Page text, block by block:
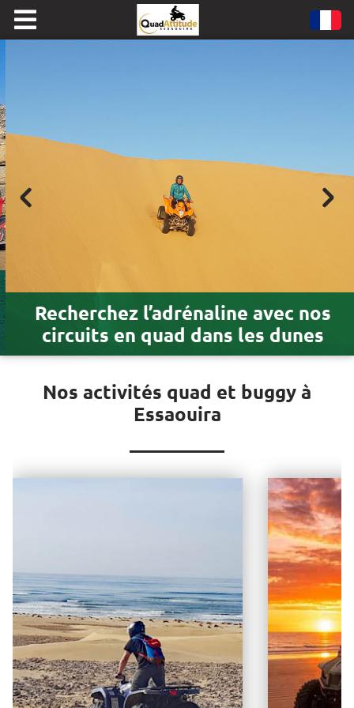
Recherchez l’adrénaline avec nos
circuits en quad dans les dunes
Nos activités quad et buggy à
Essaouira